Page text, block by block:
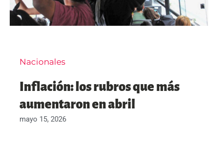
Nacionales
Inflación: los rubros que más
aumentaron en abril
mayo 15, 2026